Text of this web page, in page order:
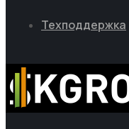
Техподдержка